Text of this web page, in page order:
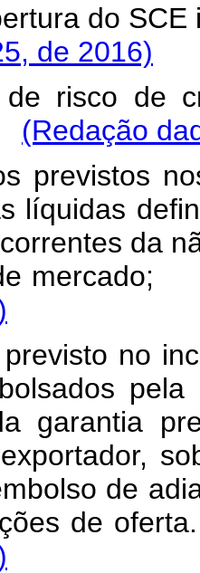
do
de 2016)
risco de
(Redação
previstos
líquidas
da
de
no
garantia
de